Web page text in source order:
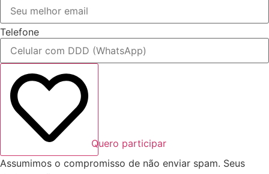
Telefone
Quero participar
Assumimos o compromisso de não enviar spam. Seus